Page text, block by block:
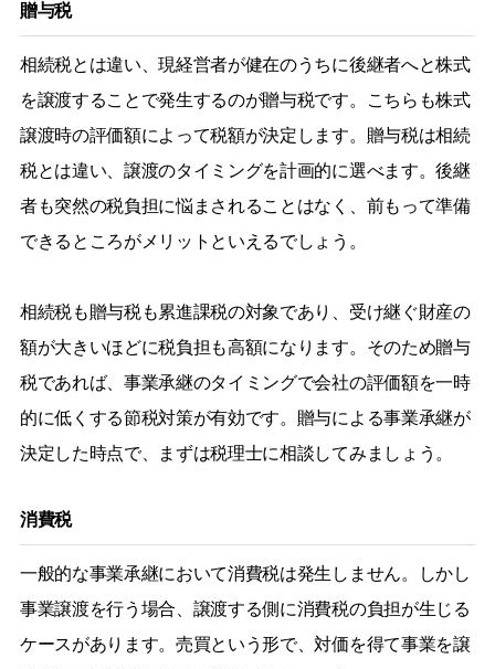
贈与税
相続税とは違い、現経営者が健在のうちに後継者へと株式
を譲渡することで発生するのが贈与税です。こちらも株式
譲渡時の評価額によって税額が決定します。贈与税は相続
税とは違い、譲渡のタイミングを計画的に選べます。後継
者も突然の税負担に悩まされることはなく、前もって準備
できるところがメリットといえるでしょう。
相続税も贈与税も累進課税の対象であり、受け継ぐ財産の
額が大きいほどに税負担も高額になります。そのため贈与
税であれば、事業承継のタイミングで会社の評価額を一時
的に低くする節税対策が有効です。贈与による事業承継が
決定した時点で、まずは税理士に相談してみましょう。
消費税
一般的な事業承継において消費税は発生しません。しかし
事業譲渡を行う場合、譲渡する側に消費税の負担が生じる
ケースがあります。売買という形で、対価を得て事業を譲